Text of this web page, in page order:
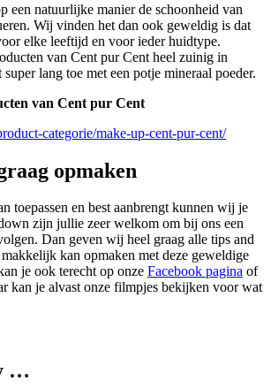
een natuurlijke manier de schoonheid van
Wij vinden het dan ook geweldig is dat
elke leeftijd en voor ieder huidtype.
van Cent pur Cent heel zuinig in
lang toe met een potje mineraal poeder.
van Cent pur Cent
categorie/make-up-cent-pur-cent/
opmaken
toepassen en best aanbrengt kunnen wij je
zijn jullie zeer welkom om bij ons een
Dan geven wij heel graag alle tips and
kan opmaken met deze geweldige
je ook terecht op onze Facebook pagina of
kan je alvast onze filmpjes bekijken voor wat
…